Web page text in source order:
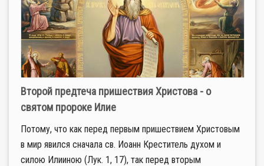
Второй предтеча пришествия Христова - о
святом пророке Илие
Потому, что как перед первым пришествием Христовым
в мир явился сначала св. Иоанн Креститель духом и
силою Илииною (Лук. 1, 17), так перед вторым